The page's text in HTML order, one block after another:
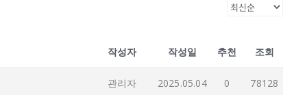
작성자 작성일 추천 조회
관리자 2025.05.04 0 78128